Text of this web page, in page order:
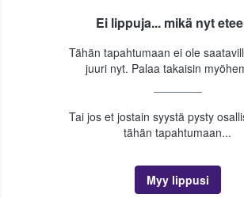
Ei lippuja... mikä nyt
Tähän tapahtumaan ei ole
juuri nyt. Palaa takaisin
Tai jos et jostain syystä pysty
tähän tapahtumaan...
Myy lippusi